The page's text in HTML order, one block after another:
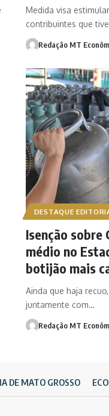
Medida visa
contribuintes que
Redação MT
DESTAQUE
Isenção sobre
médio no
botijão mais
Ainda que haja
juntamente com…
Redação MT
DE MATO GROSSO